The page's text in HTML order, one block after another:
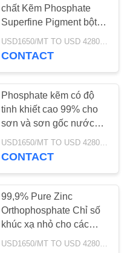
83
chất Kẽm Phosphate
Superfine Pigment bột
Tiêu chuẩn SGS
CONTACT
Phosphate kẽm có độ
tinh khiết cao 99% cho
sơn và sơn gốc nước
7779-90-0
USD1650/MT TO USD 4280 MOQ:1kg
CONTACT
99,9% Pure Zinc
Orthophosphate Chỉ số
khúc xạ nhỏ cho các
dung môi Rust Solvent
USD1650/MT TO USD 4280 MOQ:1kg